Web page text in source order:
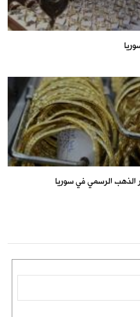
الذهب الرسمي في سوريا